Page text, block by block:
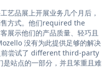
品展上开展业务几个月后，
方式。他们required the
展示他们的产品质量、轻巧且
没有为此提供足够的解决
前尝试了 different third-party
站点的一部分，并且笨重且难